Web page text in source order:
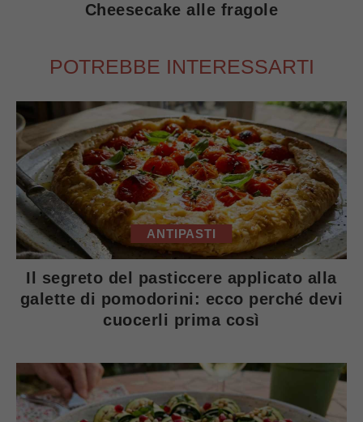
Cheesecake alle fragole
POTREBBE INTERESSARTI
ANTIPASTI
Il segreto del pasticcere applicato alla
galette di pomodorini: ecco perché devi
cuocerli prima così